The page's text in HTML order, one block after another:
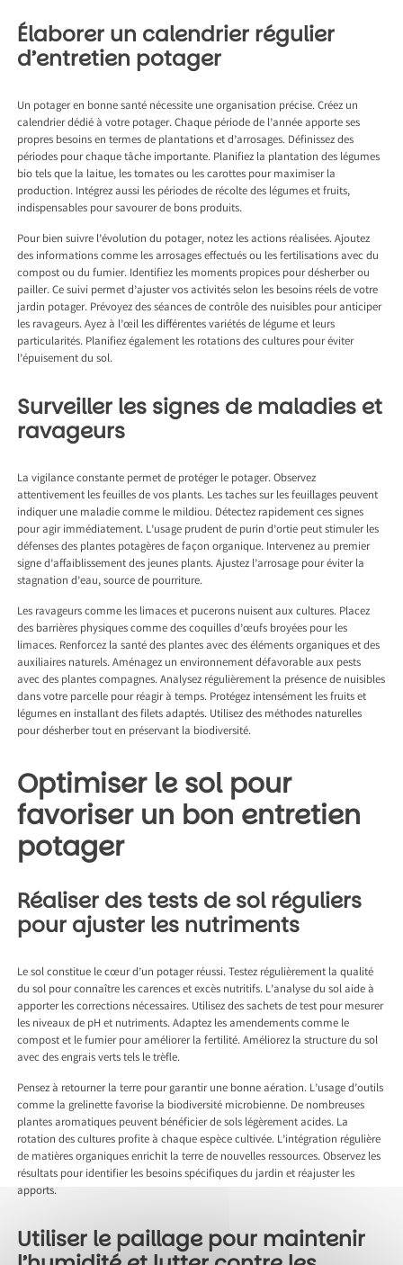
Élaborer un calendrier régulier
d’entretien potager
Un potager en bonne santé nécessite une organisation précise. Créez un
calendrier dédié à votre potager. Chaque période de l’année apporte ses
propres besoins en termes de plantations et d’arrosages. Définissez des
périodes pour chaque tâche importante. Planifiez la plantation des légumes
bio tels que la laitue, les tomates ou les carottes pour maximiser la
production. Intégrez aussi les périodes de récolte des légumes et fruits,
indispensables pour savourer de bons produits.
Pour bien suivre l’évolution du potager, notez les actions réalisées. Ajoutez
des informations comme les arrosages effectués ou les fertilisations avec du
compost ou du fumier. Identifiez les moments propices pour désherber ou
pailler. Ce suivi permet d’ajuster vos activités selon les besoins réels de votre
jardin potager. Prévoyez des séances de contrôle des nuisibles pour anticiper
les ravageurs. Ayez à l’œil les différentes variétés de légume et leurs
particularités. Planifiez également les rotations des cultures pour éviter
l’épuisement du sol.
Surveiller les signes de maladies et
ravageurs
La vigilance constante permet de protéger le potager. Observez
attentivement les feuilles de vos plants. Les taches sur les feuillages peuvent
indiquer une maladie comme le mildiou. Détectez rapidement ces signes
pour agir immédiatement. L’usage prudent de purin d’ortie peut stimuler les
défenses des plantes potagères de façon organique. Intervenez au premier
signe d’affaiblissement des jeunes plants. Ajustez l’arrosage pour éviter la
stagnation d’eau, source de pourriture.
Les ravageurs comme les limaces et pucerons nuisent aux cultures. Placez
des barrières physiques comme des coquilles d’œufs broyées pour les
limaces. Renforcez la santé des plantes avec des éléments organiques et des
auxiliaires naturels. Aménagez un environnement défavorable aux pests
avec des plantes compagnes. Analysez régulièrement la présence de nuisibles
dans votre parcelle pour réagir à temps. Protégez intensément les fruits et
légumes en installant des filets adaptés. Utilisez des méthodes naturelles
pour désherber tout en préservant la biodiversité.
Optimiser le sol pour
favoriser un bon entretien
potager
Réaliser des tests de sol réguliers
pour ajuster les nutriments
Le sol constitue le cœur d’un potager réussi. Testez régulièrement la qualité
du sol pour connaître les carences et excès nutritifs. L’analyse du sol aide à
apporter les corrections nécessaires. Utilisez des sachets de test pour mesurer
les niveaux de pH et nutriments. Adaptez les amendements comme le
compost et le fumier pour améliorer la fertilité. Améliorez la structure du sol
avec des engrais verts tels le trèfle.
Pensez à retourner la terre pour garantir une bonne aération. L’usage d’outils
comme la grelinette favorise la biodiversité microbienne. De nombreuses
plantes aromatiques peuvent bénéficier de sols légèrement acides. La
rotation des cultures profite à chaque espèce cultivée. L’intégration régulière
de matières organiques enrichit la terre de nouvelles ressources. Observez les
résultats pour identifier les besoins spécifiques du jardin et réajuster les
apports.
Utiliser le paillage pour maintenir